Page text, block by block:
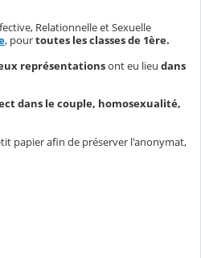
Relationnelle et Sexuelle
, pourtoutes les classes de 1ère.
représentationsont eu lieu dans
dans le couple, homosexualité,
papier afin de préserver l'anonymat,